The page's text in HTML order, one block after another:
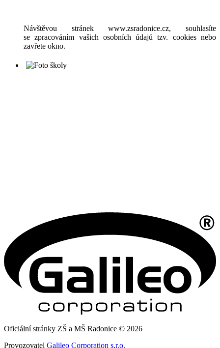
Návštěvou stránek www.zsradonice.cz, souhlasíte
se zpracováním vašich osobních údajů tzv. cookies nebo
zavřete okno.
Oficiální stránky ZŠ a MŠ Radonice © 2026
Provozovatel Galileo Corporation s.r.o.